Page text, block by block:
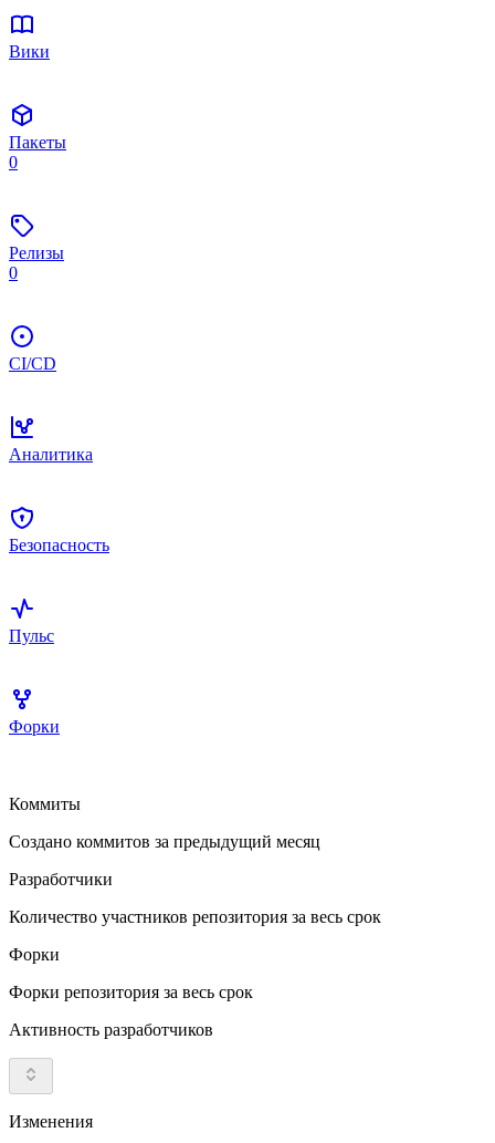
Вики
Пакеты
0
Релизы
0
CI/CD
Аналитика
Безопасность
Пульс
Форки
Коммиты
Создано коммитов за предыдущий месяц
Разработчики
Количество участников репозитория за весь срок
Форки
Форки репозитория за весь срок
Активность разработчиков
Изменения